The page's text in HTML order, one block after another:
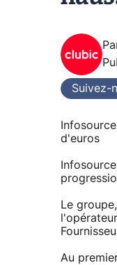
Suivez-
d'euros
Le
Au